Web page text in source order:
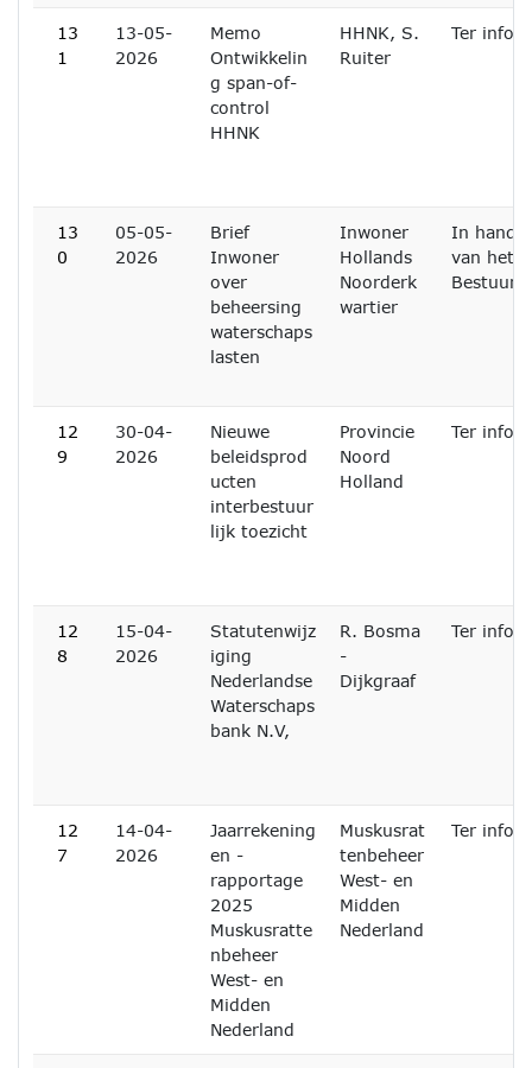
13
1
13-05-
2026
Memo
Ontwikkelin
g span-of-
control
HHNK
HHNK, S.
Ruiter
Ter
13
0
05-05-
2026
Brief
Inwoner
over
beheersing
waterschaps
lasten
Inwoner
Hollands
Noorderk
wartier
In
van het
Bestuur
12
9
30-04-
2026
Nieuwe
beleidsprod
ucten
interbestuur
lijk toezicht
Provincie
Noord
Holland
Ter
12
8
15-04-
2026
Statutenwijz
iging
Nederlandse
Waterschaps
bank N.V,
R. Bosma
-
Dijkgraaf
Ter
12
7
14-04-
2026
Jaarrekening
en -
rapportage
2025
Muskusratte
nbeheer
West- en
Midden
Nederland
Muskusrat
tenbeheer
West- en
Midden
Nederland
Ter